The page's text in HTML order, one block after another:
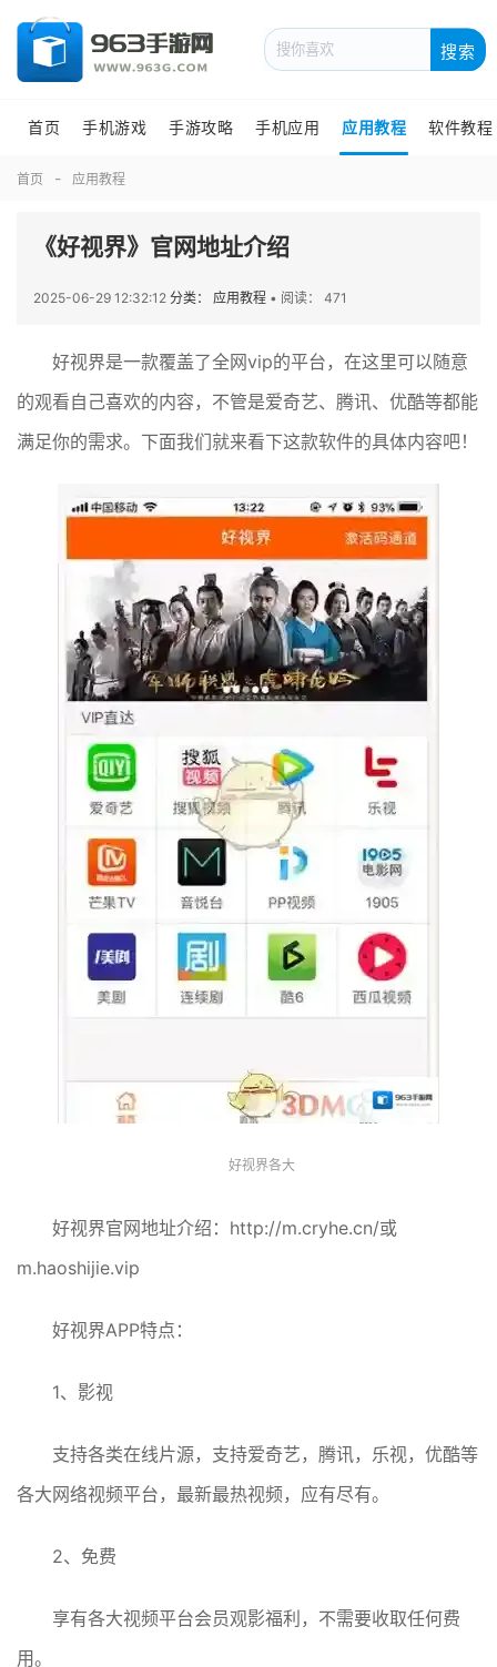
搜索
首页 手机游戏 手游攻略 手机应用 应用教程 软件教程
首页 应用教程
《好视界》官网地址介绍
2025-06-29 12:32:12 分类： 应用教程 • 阅读： 471
好视界是一款覆盖了全网vip的平台，在这里可以随意
的观看自己喜欢的内容，不管是爱奇艺、腾讯、优酷等都能
满足你的需求。下面我们就来看下这款软件的具体内容吧！
好视界各大
好视界官网地址介绍：http://m.cryhe.cn/或
m.haoshijie.vip
好视界APP特点：
1、影视
支持各类在线片源，支持爱奇艺，腾讯，乐视，优酷等
各大网络视频平台，最新最热视频，应有尽有。
2、免费
享有各大视频平台会员观影福利，不需要收取任何费
用。